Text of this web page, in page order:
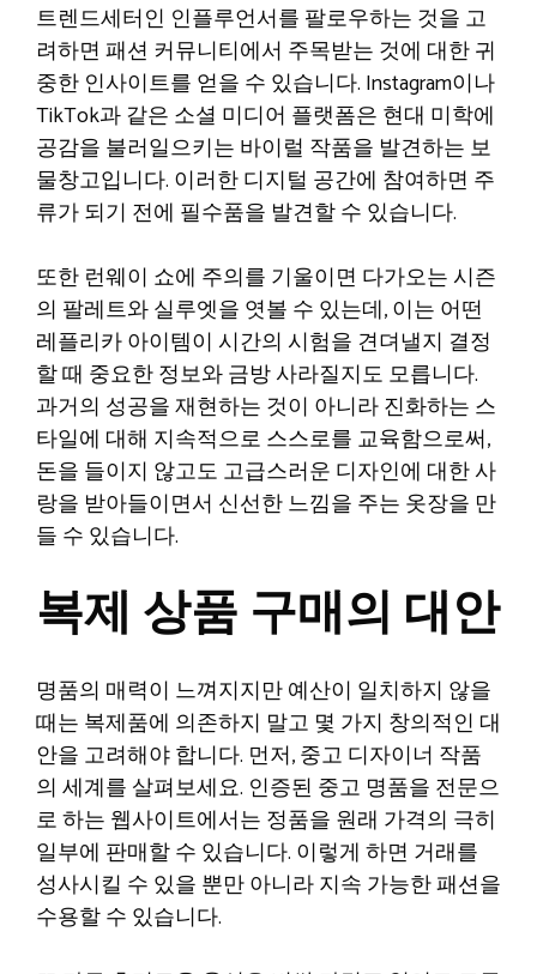
트렌드세터인 인플루언서를 팔로우하는 것을 고
려하면 패션 커뮤니티에서 주목받는 것에 대한 귀
중한 인사이트를 얻을 수 있습니다. Instagram이나
TikTok과 같은 소셜 미디어 플랫폼은 현대 미학에
공감을 불러일으키는 바이럴 작품을 발견하는 보
물창고입니다. 이러한 디지털 공간에 참여하면 주
류가 되기 전에 필수품을 발견할 수 있습니다.
또한 런웨이 쇼에 주의를 기울이면 다가오는 시즌
의 팔레트와 실루엣을 엿볼 수 있는데, 이는 어떤
레플리카 아이템이 시간의 시험을 견뎌낼지 결정
할 때 중요한 정보와 금방 사라질지도 모릅니다.
과거의 성공을 재현하는 것이 아니라 진화하는 스
타일에 대해 지속적으로 스스로를 교육함으로써,
돈을 들이지 않고도 고급스러운 디자인에 대한 사
랑을 받아들이면서 신선한 느낌을 주는 옷장을 만
들 수 있습니다.
복제 상품 구매의 대안
명품의 매력이 느껴지지만 예산이 일치하지 않을
때는 복제품에 의존하지 말고 몇 가지 창의적인 대
안을 고려해야 합니다. 먼저, 중고 디자이너 작품
의 세계를 살펴보세요. 인증된 중고 명품을 전문으
로 하는 웹사이트에서는 정품을 원래 가격의 극히
일부에 판매할 수 있습니다. 이렇게 하면 거래를
성사시킬 수 있을 뿐만 아니라 지속 가능한 패션을
수용할 수 있습니다.